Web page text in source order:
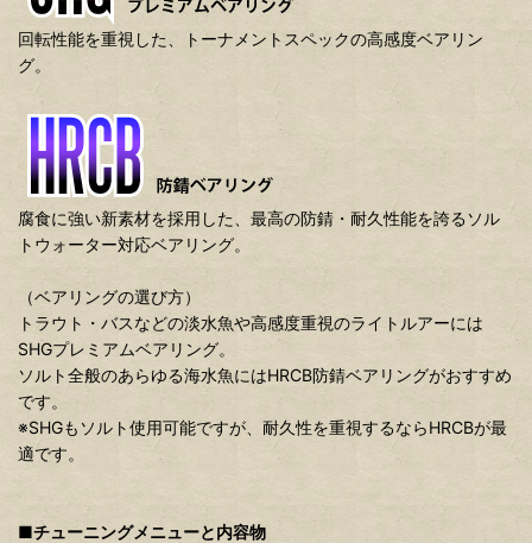
回転性能を重視した、トーナメントスペックの高感度ベアリン
グ。
腐食に強い新素材を採用した、最高の防錆・耐久性能を誇るソル
トウォーター対応ベアリング。
（ベアリングの選び方）
トラウト・バスなどの淡水魚や高感度重視のライトルアーには
SHGプレミアムベアリング。
ソルト全般のあらゆる海水魚にはHRCB防錆ベアリングがおすすめ
です。
※SHGもソルト使用可能ですが、耐久性を重視するならHRCBが最
適です。
■チューニングメニューと内容物